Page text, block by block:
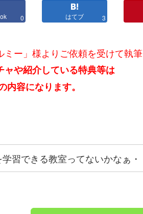
0 はてブ 3
ー」様よりご依頼を受けて執
や紹介している特典等は
容になります。
習できる教室ってないかなぁ・